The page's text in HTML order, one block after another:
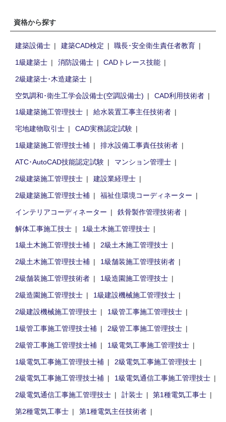
資格から探す
建築設備士 建築CAD検定
職長･安全衛生責任者教育
1級建築士
消防設備士
CADトレース技能
2級建築士･木造建築士
空気調和･衛生工学会設備士(空調設備士)
CAD利用技術者
1級建築施工管理技士
給水装置工事主任技術者
宅地建物取引士
CAD実務認定試験
1級建築施工管理技士補
排水設備工事責任技術者
ATC･AutoCAD技能認定試験
マンション管理士
2級建築施工管理技士
建設業経理士
2級建築施工管理技士補
福祉住環境コーディネーター
インテリアコーディネーター
鉄骨製作管理技術者
解体工事施工技士
1級土木施工管理技士
1級土木施工管理技士補
2級土木施工管理技士
2級土木施工管理技士補
1級舗装施工管理技術者
2級舗装施工管理技術者
1級造園施工管理技士
2級造園施工管理技士
1級建設機械施工管理技士
2級建設機械施工管理技士
1級管工事施工管理技士
1級管工事施工管理技士補
2級管工事施工管理技士
2級管工事施工管理技士補
1級電気工事施工管理技士
1級電気工事施工管理技士補
2級電気工事施工管理技士
2級電気工事施工管理技士補
1級電気通信工事施工管理技士
2級電気通信工事施工管理技士
計装士
第1種電気工事士
第2種電気工事士
第1種電気主任技術者